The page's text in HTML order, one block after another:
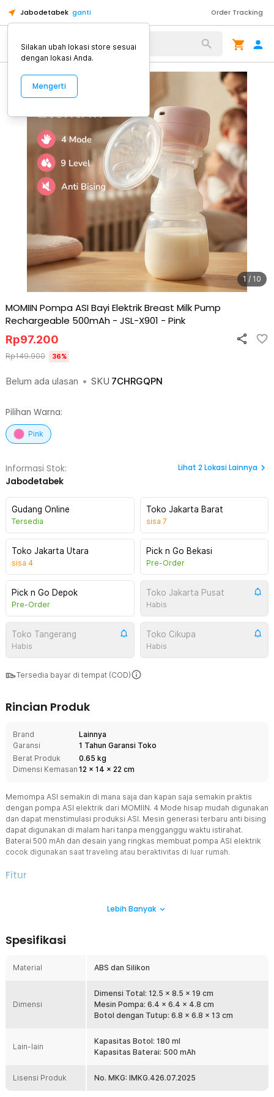
Jabodetabek ganti Order Tracking
Alat Kopi
1 / 10
MOMIIN Pompa ASI Bayi Elektrik Breast Milk Pump
Rechargeable 500mAh - JSL-X901 - Pink
Belum ada ulasan • SKU 7CHRGQPN
Rp97.200
Rp149.900 36%
Pilihan Warna:
Pink
Informasi Stok:
Jabodetabek
Lihat 2Lokasi Lainnya
Gudang Online
Tersedia
Toko Jakarta Barat
sisa 7
Toko Jakarta Utara
sisa 4
Pick n Go Bekasi
Pre-Order
Pick n Go Depok
Pre-Order
Toko Jakarta Pusat
Habis
Toko Tangerang
Habis
Toko Cikupa
Habis
Tersedia bayar di tempat (COD)
Rincian Produk
Brand
Lainnya
Garansi
1 Tahun Garansi Toko
Berat Produk
0.65 kg
Dimensi Kemasan 12 x 14 x 22 cm
Memompa ASI semakin di mana saja dan kapan saja semakin praktis
dengan pompa ASI elektrik dari MOMIIN. 4 Mode hisap mudah digunakan
dan dapat menstimulasi produksi ASI. Mesin generasi terbaru anti bising
dapat digunakan di malam hari tanpa mengganggu waktu istirahat.
Baterai 500 mAh dan desain yang ringkas membuat pompa ASI elektrik
cocok digunakan saat traveling atau beraktivitas di luar rumah.
Fitur
Pompa ASI elektrik dilengkapi 4 mode, yaitu Stimulasi, Pompa, Pijat,
Tenang Tanpa Gangguan
elektrik ini bekerja sangat halus. Aman digunakan saat malam hari
Corong silikon lembut yang fleksibel dan nyaman, mengurangi
risiko iritasi dan luka. Botol penampung dari bahan ABS food-grade
berbahaya.
Menggunakan pompa ASI elektrik kapan saja lebih praktis berkat
Lebih Banyak
Spesifikasi
Material ABS dan Silikon
Dimensi
Dimensi Total: 12.5 x 8.5 x 19 cm
Mesin Pompa: 6.4 x 6.4 x 4.8 cm
Botol dengan Tutup: 6.8 x 6.8 x 13 cm
Lain-lain
Kapasitas Botol: 180 ml
Kapasitas Baterai: 500 mAh
Lisensi Produk No. MKG: IMKG.426.07.2025
Silakan ubah lokasi store sesuai
dengan lokasi Anda.
Mengerti